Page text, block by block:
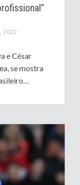
2022
e César
se mostra